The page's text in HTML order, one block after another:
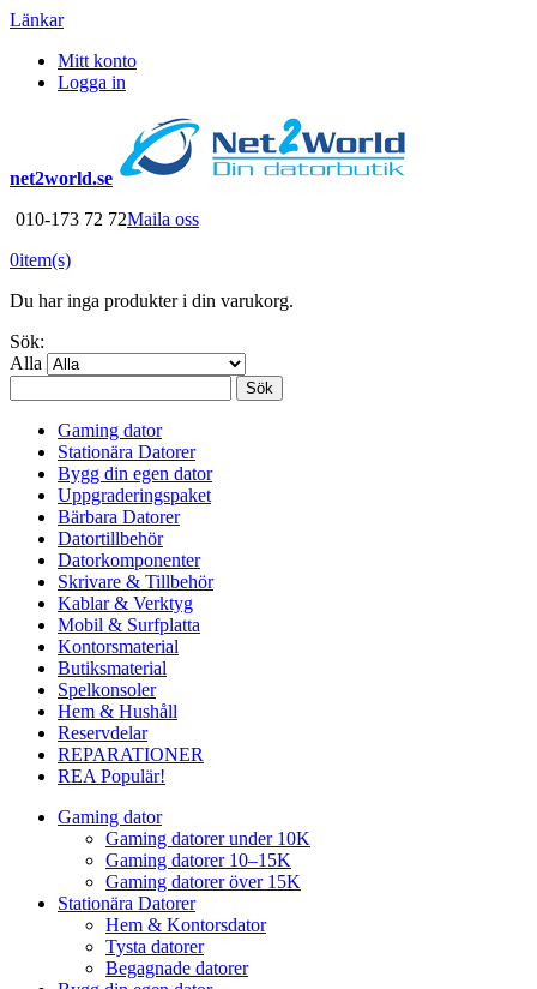
Länkar
Mitt konto
Logga in
net2world.se
010-173 72 72Maila oss
0item(s)
Du har inga produkter i din varukorg.
Sök:
Alla
Sök
Gaming dator
Stationära Datorer
Bygg din egen dator
Uppgraderingspaket
Bärbara Datorer
Datortillbehör
Datorkomponenter
Skrivare & Tillbehör
Kablar & Verktyg
Mobil & Surfplatta
Kontorsmaterial
Butiksmaterial
Spelkonsoler
Hem & Hushåll
Reservdelar
REPARATIONER
REA Populär!
Gaming dator
Gaming datorer under 10K
Gaming datorer 10–15K
Gaming datorer över 15K
Stationära Datorer
Hem & Kontorsdator
Tysta datorer
Begagnade datorer